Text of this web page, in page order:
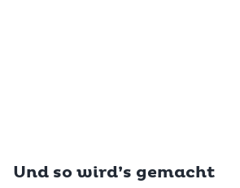
Und so wird’s gemacht